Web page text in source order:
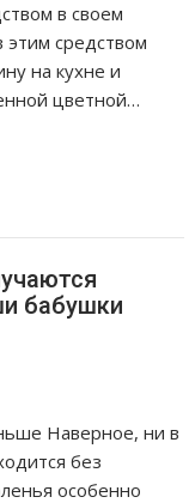
в своем
этим средством
на кухне и
цветной…
бабушки
Наверное, ни в
без
особенно